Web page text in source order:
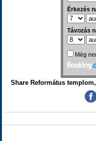
Share Református